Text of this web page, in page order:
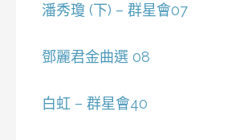
潘秀瓊 (下) – 群星會07
鄧麗君金曲選 08
白虹 – 群星會40